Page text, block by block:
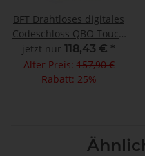
BFT Drahtloses digitales
Codeschloss QBO Touch
10 Kanal 433 MHz
jetzt nur 118,43 € *
Alter Preis:157,90 €
Rabatt: 25%